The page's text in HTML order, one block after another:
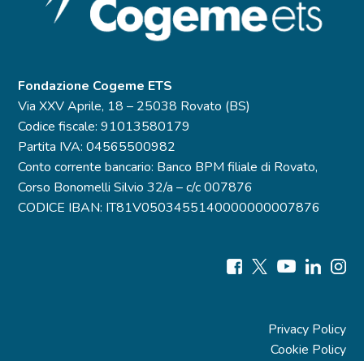
Fondazione Cogeme ETS
Via XXV Aprile, 18 – 25038 Rovato (BS)
Codice fiscale: 91013580179
Partita IVA: 04565500982
Conto corrente bancario: Banco BPM filiale di Rovato,
Corso Bonomelli Silvio 32/a – c/c 007876
CODICE IBAN: IT81V0503455140000000007876
Privacy Policy
Cookie Policy